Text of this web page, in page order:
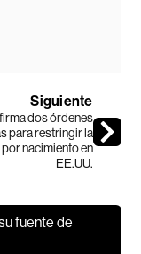
Siguiente
dos órdenes
para restringir la
nacimiento en
EE.UU.
fuente de